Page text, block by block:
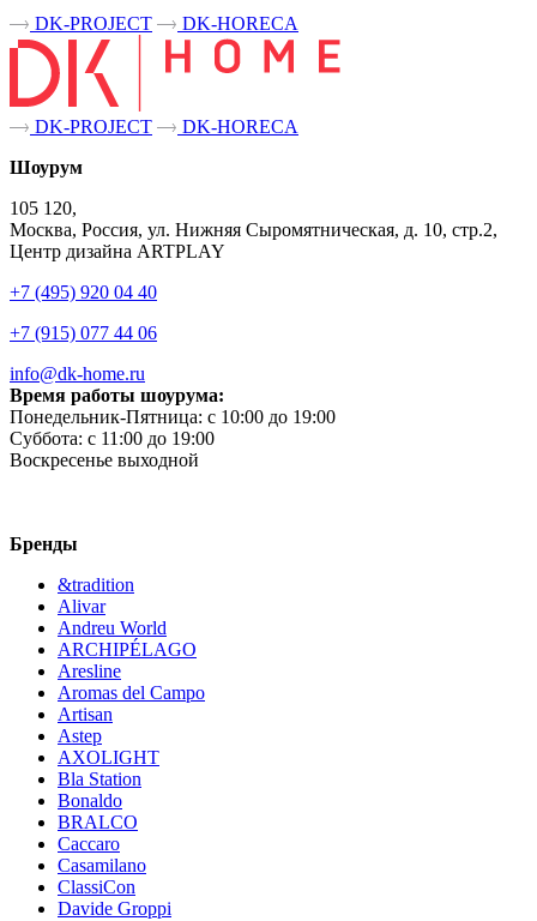
DK-PROJECT
DK-HORECA
DK-PROJECT
DK-HORECA
Шоурум
105 120,
Москва, Россия, ул. Нижняя Сыромятническая, д. 10, стр.2,
Центр дизайна ARTPLAY
+7 (495) 920 04 40
+7 (915) 077 44 06
info@dk-home.ru
Время работы шоурума:
Понедельник-Пятница: c 10:00 до 19:00
Суббота: c 11:00 до 19:00
Воскресенье выходной
Бренды
&tradition
Alivar
Andreu World
ARCHIPÉLAGO
Aresline
Aromas del Campo
Artisan
Astep
AXOLIGHT
Bla Station
Bonaldo
BRALCO
Caccaro
Casamilano
ClassiCon
Davide Groppi